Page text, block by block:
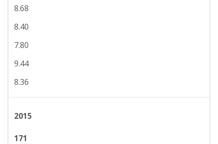
8.68
8.40
7.80
9.44
8.36
2015
171